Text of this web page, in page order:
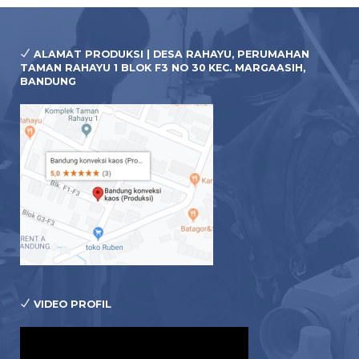
ALAMAT PRODUKSI | DESA RAHAYU, PERUMAHAN
TAMAN RAHAYU 1 BLOK F3 NO 30 KEC. MARGAASIH,
BANDUNG
VIDEO PROFIL